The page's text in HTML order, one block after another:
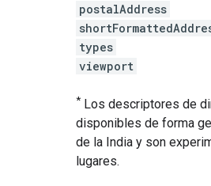
postalAddress
types
viewport
* Los descriptores de
disponibles de forma
de la India y son
lugares.